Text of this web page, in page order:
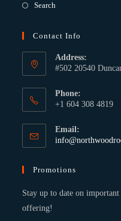
Search
Contact Info
Address:
#502 20540
Phone:
+1 604 308 4819
Email:
Promotions
Stay up to date on
offering!